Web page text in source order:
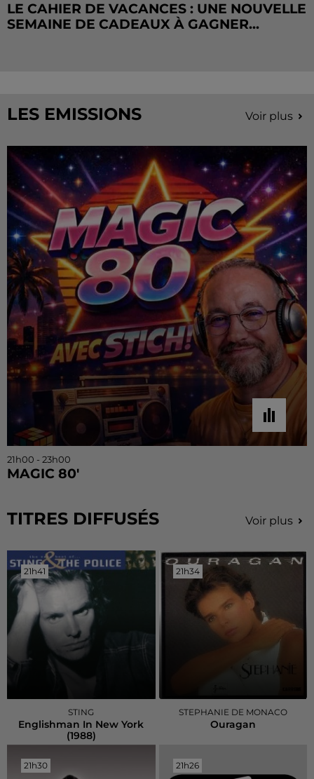
LE CAHIER DE VACANCES : UNE NOUVELLE
SEMAINE DE CADEAUX À GAGNER...
LES EMISSIONS Voir plus
21h00 - 23h00
MAGIC 80'
TITRES DIFFUSÉS Voir plus
21h41
21h41
STING
Englishman In New York
(1988)
21h34
21h34
STEPHANIE DE MONACO
Ouragan
21h30
21h30 21h26
21h26